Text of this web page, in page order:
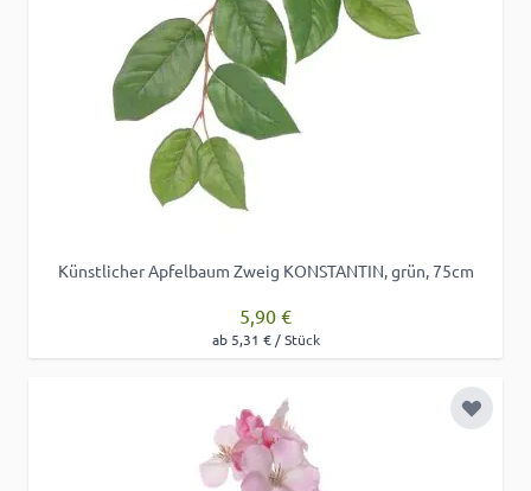
Künstlicher Apfelbaum Zweig KONSTANTIN, grün, 75cm
5,90 €
ab 5,31 € / Stück
Zur